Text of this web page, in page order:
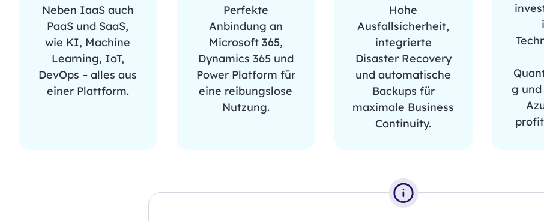
Neben IaaS auch
PaaS und SaaS,
wie KI, Machine
Learning, IoT,
DevOps – alles aus
einer Plattform.
Perfekte
Anbindung an
Microsoft 365,
Dynamics 365 und
Power Platform für
eine reibungslose
Nutzung.
Hohe
Ausfallsicherheit,
integrierte
Disaster Recovery
und automatische
Backups für
maximale Business
Continuity.
g und